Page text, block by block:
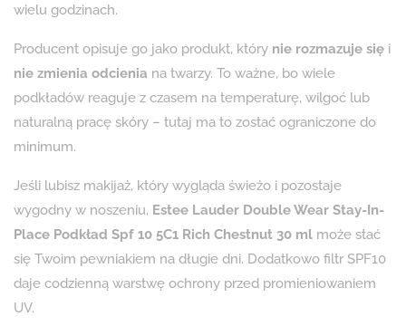
wielu godzinach.
Producent opisuje go jako produkt, który nie rozmazuje się i
nie zmienia odcienia na twarzy. To ważne, bo wiele
podkładów reaguje z czasem na temperaturę, wilgoć lub
naturalną pracę skóry – tutaj ma to zostać ograniczone do
minimum.
Jeśli lubisz makijaż, który wygląda świeżo i pozostaje
wygodny w noszeniu, Estee Lauder Double Wear Stay-In-
Place Podkład Spf 10 5C1 Rich Chestnut 30 ml może stać
się Twoim pewniakiem na długie dni. Dodatkowo filtr SPF10
daje codzienną warstwę ochrony przed promieniowaniem
UV.